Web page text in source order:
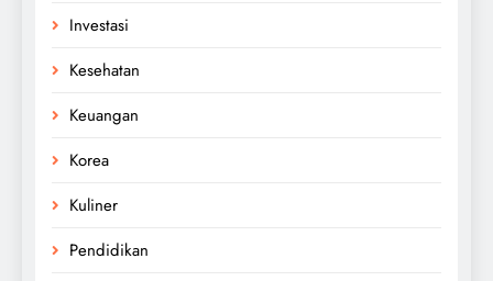
Investasi
Kesehatan
Keuangan
Korea
Kuliner
Pendidikan